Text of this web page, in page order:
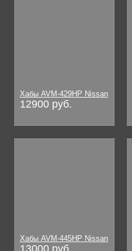
Хабы AVM-429HP Nissan
12900 руб.
Хабы AVM-445HP Nissan
13000 руб.